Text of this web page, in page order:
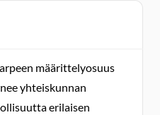
määrittelyosuus
yhteiskunnan
erilaisen